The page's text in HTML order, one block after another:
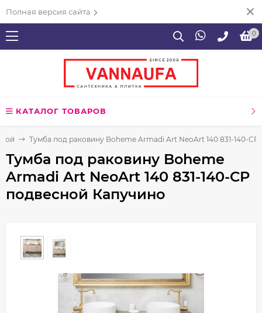
Полная версия сайта
0
КАТАЛОГ ТОВАРОВ
Тумба под раковину Boheme Armadi Art NeoArt 140 831-140-
Тумба под раковину Boheme
Armadi Art NeoArt 140 831-140-CP
подвесной Капучино